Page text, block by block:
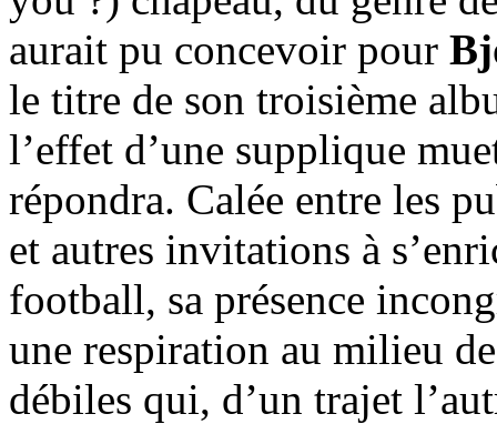
aurait pu concevoir pour
le titre de son troisième
l’effet d’une supplique
répondra. Calée entre les
et autres invitations à
football, sa présence
une respiration au milieu
débiles qui, d’un trajet